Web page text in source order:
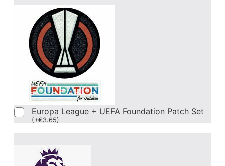
Europa League + UEFA Foundation Patch Set
(+€3.65)